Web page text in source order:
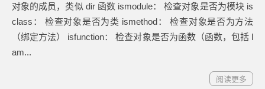
对象的成员，类似 dir 函数 ismodule： 检查对象是否为模块 is
class： 检查对象是否为类 ismethod： 检查对象是否为方法
（绑定方法） isfunction： 检查对象是否为函数（函数，包括 l
am...
阅读更多